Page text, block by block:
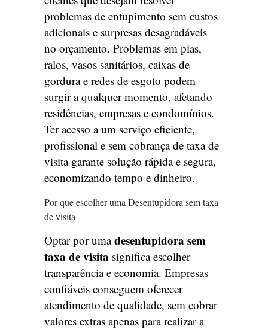
problemas de entupimento sem custos
adicionais e surpresas desagradáveis
no orçamento. Problemas em pias,
ralos, vasos sanitários, caixas de
gordura e redes de esgoto podem
surgir a qualquer momento, afetando
residências, empresas e condomínios.
Ter acesso a um serviço eficiente,
profissional e sem cobrança de taxa de
visita garante solução rápida e segura,
economizando tempo e dinheiro.
Por que escolher uma Desentupidora sem taxa
de visita
Optar por umadesentupidora sem
taxa de visita significa escolher
transparência e economia. Empresas
confiáveis conseguem oferecer
atendimento de qualidade, sem cobrar
valores extras apenas para realizar a